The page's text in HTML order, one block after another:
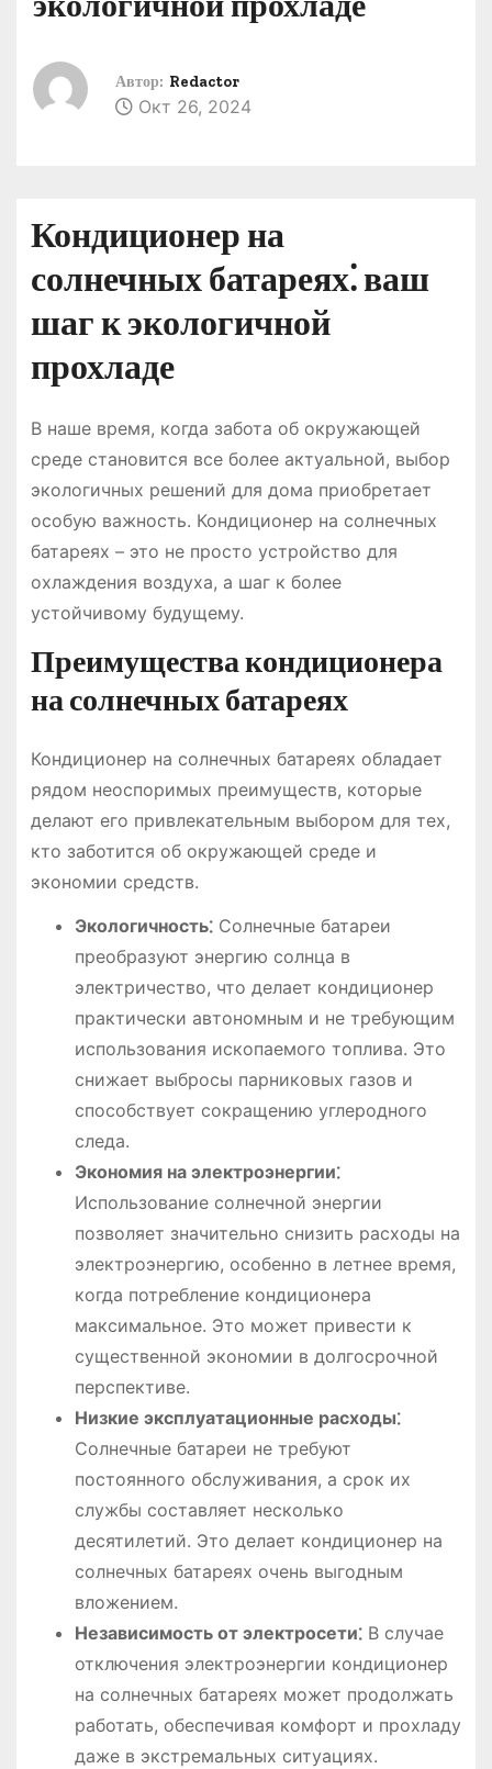
Автор: Redactor
Окт 26, 2024
Кондиционер на
солнечных батареях⁚ ваш
шаг к экологичной
прохладе
В наше время, когда забота об окружающей
среде становится все более актуальной, выбор
экологичных решений для дома приобретает
особую важность. Кондиционер на солнечных
батареях – это не просто устройство для
охлаждения воздуха, а шаг к более
устойчивому будущему.
Преимущества кондиционера
на солнечных батареях
Кондиционер на солнечных батареях обладает
рядом неоспоримых преимуществ, которые
делают его привлекательным выбором для тех,
кто заботится об окружающей среде и
экономии средств.
Экологичность⁚Солнечные батареи
преобразуют энергию солнца в
электричество, что делает кондиционер
практически автономным и не требующим
использования ископаемого топлива. Это
снижает выбросы парниковых газов и
способствует сокращению углеродного
следа.
Экономия на электроэнергии⁚
Использование солнечной энергии
позволяет значительно снизить расходы на
электроэнергию, особенно в летнее время,
когда потребление кондиционера
максимальное. Это может привести к
существенной экономии в долгосрочной
перспективе.
Низкие эксплуатационные расходы⁚
Солнечные батареи не требуют
постоянного обслуживания, а срок их
службы составляет несколько
десятилетий. Это делает кондиционер на
солнечных батареях очень выгодным
вложением.
Независимость от электросети⁚В случае
отключения электроэнергии кондиционер
на солнечных батареях может продолжать
работать, обеспечивая комфорт и прохладу
даже в экстремальных ситуациях.